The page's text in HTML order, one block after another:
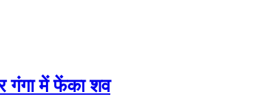
गंगा में फेंका शव